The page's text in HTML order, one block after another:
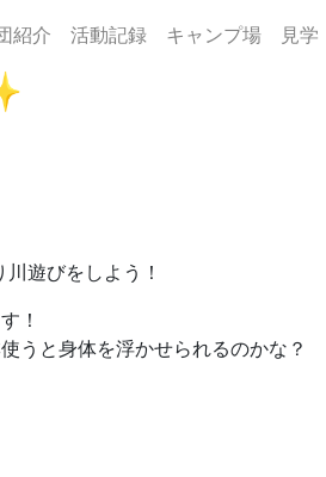
紹介 活動記録 キャンプ場 見
遊びをしよう！
！
うと身体を浮かせられるのかな？